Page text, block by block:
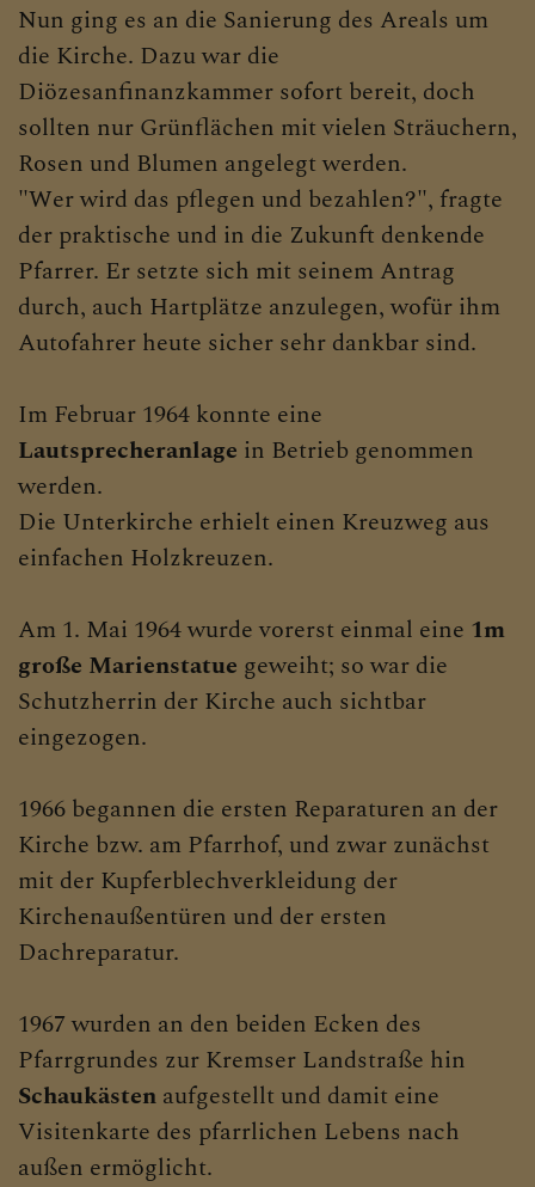
Nun ging es an die Sanierung des Areals um
die Kirche. Dazu war die
Diözesanfinanzkammer sofort bereit, doch
sollten nur Grünflächen mit vielen Sträuchern,
Rosen und Blumen angelegt werden.
"Wer wird das pflegen und bezahlen?", fragte
der praktische und in die Zukunft denkende
Pfarrer. Er setzte sich mit seinem Antrag
durch, auch Hartplätze anzulegen, wofür ihm
Autofahrer heute sicher sehr dankbar sind.
Im Februar 1964 konnte eine
Lautsprecheranlage in Betrieb genommen
werden.
Die Unterkirche erhielt einen Kreuzweg aus
einfachen Holzkreuzen.
Am 1. Mai 1964 wurde vorerst einmal eine 1m
große Marienstatue geweiht; so war die
Schutzherrin der Kirche auch sichtbar
eingezogen.
1966 begannen die ersten Reparaturen an der
Kirche bzw. am Pfarrhof, und zwar zunächst
mit der Kupferblechverkleidung der
Kirchenaußentüren und der ersten
Dachreparatur.
1967 wurden an den beiden Ecken des
Pfarrgrundes zur Kremser Landstraße hin
Schaukästen aufgestellt und damit eine
Visitenkarte des pfarrlichen Lebens nach
außen ermöglicht.